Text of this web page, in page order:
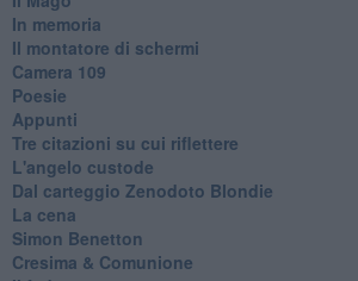
In memoria
Il montatore di schermi
Camera 109
Poesie
Appunti
Tre citazioni su cui riflettere
L'angelo custode
Dal carteggio Zenodoto Blondie
La cena
Simon Benetton
Cresima & Comunione